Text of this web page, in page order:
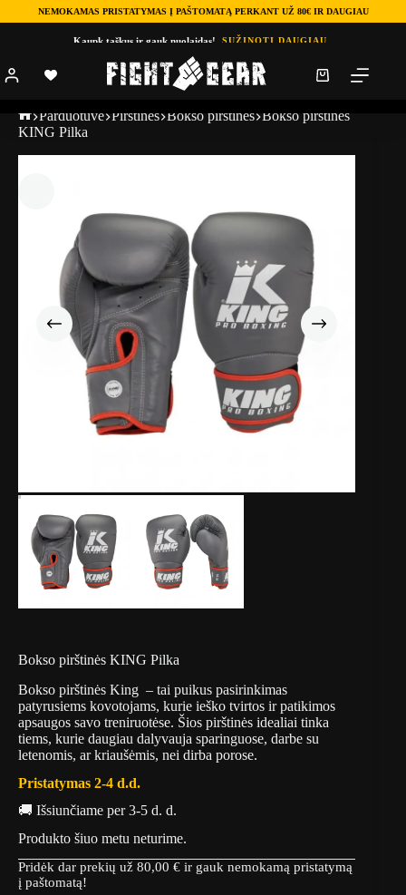
NEMOKAMAS PRISTATYMAS Į PAŠTOMATĄ PERKANT UŽ 80€ IR DAUGIAU
Kaupk taškus ir gauk nuolaidas! SUŽINOTI DAUGIAU
Parduotuve Pirštinės Bokso pirštinės Bokso pirštinės
KING Pilka
Bokso pirštinės KING Pilka
Bokso pirštinės King – tai puikus pasirinkimas
patyrusiems kovotojams, kurie ieško tvirtos ir patikimos
apsaugos savo treniruotėse. Šios pirštinės idealiai tinka
tiems, kurie daugiau dalyvauja sparinguose, darbe su
letenomis, ar kriaušėmis, nei dirba porose.
Pristatymas 2-4 d.d.
🚚 Išsiunčiame per 3-5 d. d.
Produkto šiuo metu neturime.
Pridėk dar prekių už 80,00 € ir gauk nemokamą pristatymą
į paštomatą!